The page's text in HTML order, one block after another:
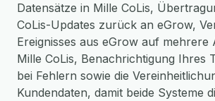
Datensätze in Mille CoLis,
CoLis-Updates zurück an eGrow,
Ereignisses aus eGrow auf mehrere
Mille CoLis, Benachrichtigung Ihres
bei Fehlern sowie die
Kundendaten, damit beide Systeme